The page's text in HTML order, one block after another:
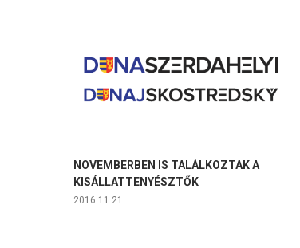
NOVEMBERBEN IS TALÁLKOZTAK A
KISÁLLATTENYÉSZTŐK
2016.11.21